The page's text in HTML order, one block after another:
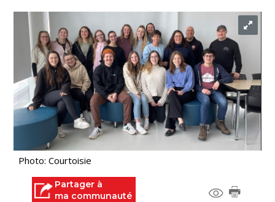
Photo: Courtoisie
Partager à
ma communauté